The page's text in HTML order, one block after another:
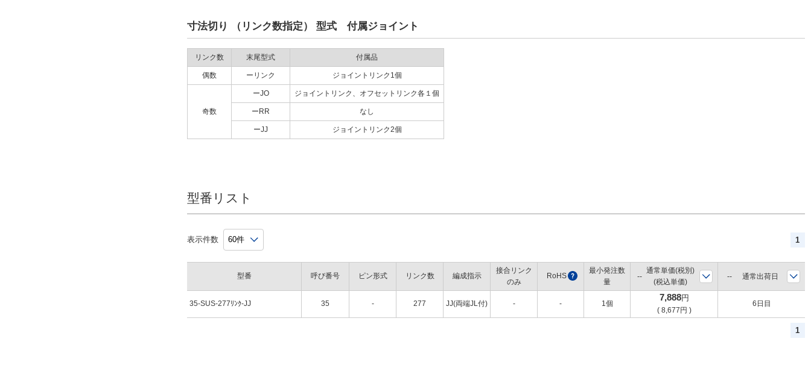
寸法切り （リンク数指定） 型式 付属ジョイント
リンク数 末尾型式 付属品
偶数 ーリンク ジョイントリンク1個
奇数
ーJO ジョイントリンク、オフセットリンク各１個
ーRR なし
ーJJ ジョイントリンク2個
型番リスト
表示件数 1
型番
35-SUS-277ﾘﾝｸ-JJ
呼び番号 ピン形式 リンク数 編成指示
接合リンク
のみ
RoHS ?
最小発注数
量
35 - 277 JJ(両端JL付) - - 1個
通常単価(税別)
(税込単価)
通常出荷日
7,888円
( 8,677 円 )
6日目
1